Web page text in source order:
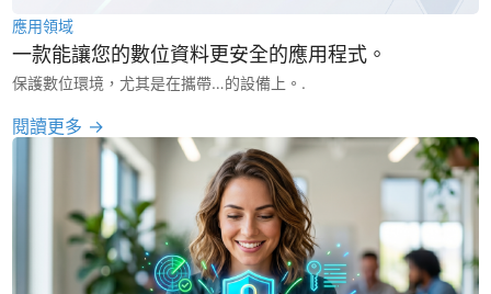
應用領域
一款能讓您的數位資料更安全的應用程式。
保護數位環境，尤其是在攜帶…的設備上。.
閱讀更多 →